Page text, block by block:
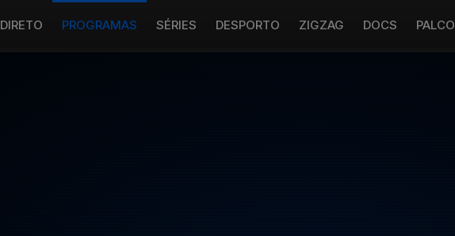
DIRETO PROGRAMAS SÉRIES DESPORTO ZIGZAG DOCS PALCO